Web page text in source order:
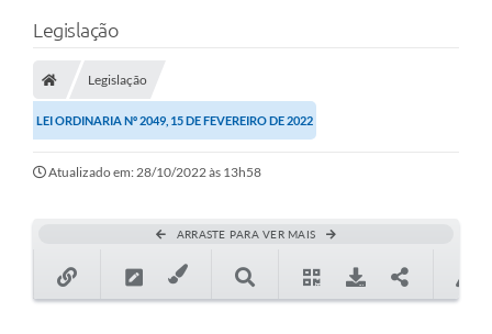
A Prefeitura
Diário Oficial
TRANSPARÊNCIA
Contato
Iluminação Pública
Legislação
Legislação
LEI ORDINARIA Nº 2049, 15 DE FEVEREIRO DE 2022
Atualizado em: 28/10/2022 às 13h58
ARRASTE PARA VER MAIS